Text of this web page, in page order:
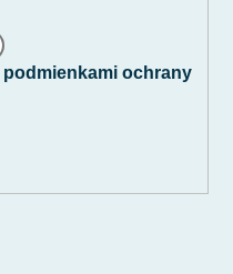
podmienkami ochrany